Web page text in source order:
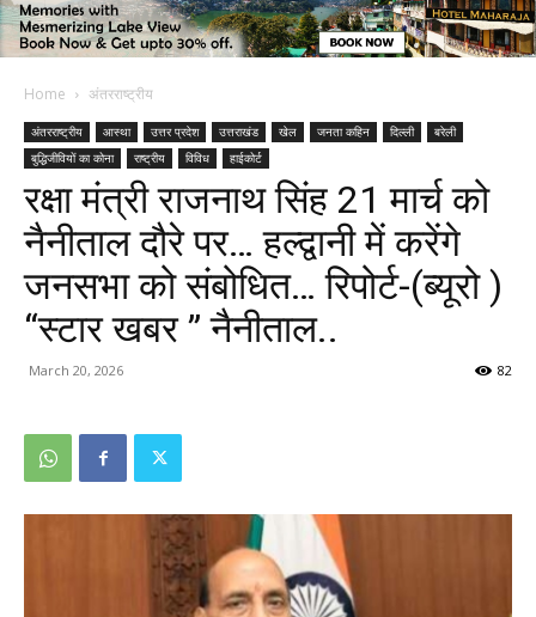
Home अंतरराष्ट्रीय
अंतरराष्ट्रीय आस्था उत्तर प्रदेश उत्तराखंड खेल जनता कहिन दिल्ली
बरेली
बुद्धिजीवियों का कोना
राष्ट्रीय विविध हाईकोर्ट
रक्षा मंत्री राजनाथ सिंह 21 मार्च को
नैनीताल दौरे पर… हल्द्वानी में करेंगे
जनसभा को संबोधित… रिपोर्ट-(ब्यूरो )
“स्टार खबर ” नैनीताल..
March 20, 2026 82